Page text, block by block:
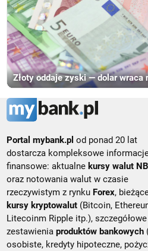
Złoty oddaje zyski — dolar wraca
Portal mybank.pl od ponad 20 lat
dostarcza kompleksowe
finansowe: aktualne kursy walut
oraz notowania walut w czasie
rzeczywistym z rynku Forex,
kursy kryptowalut (Bitcoin,
Litecoinm Ripple itp.), szczegółowe
zestawieniaproduktów bankowych
osobiste, kredyty hipoteczne,